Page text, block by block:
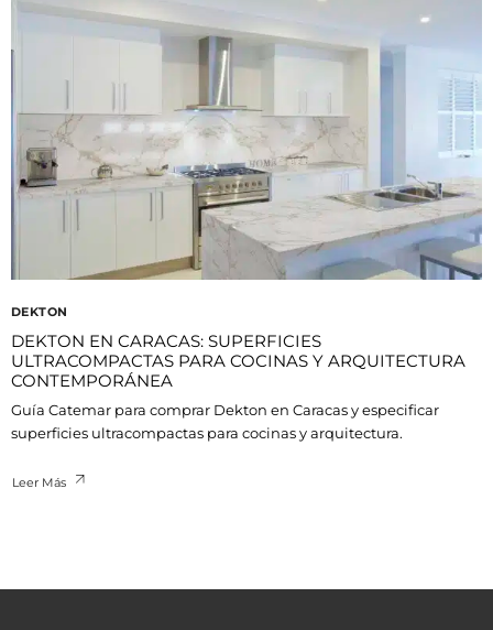
DEKTON
DEKTON EN CARACAS: SUPERFICIES
ULTRACOMPACTAS PARA COCINAS Y ARQUITECTURA
CONTEMPORÁNEA
Guía Catemar para comprar Dekton en Caracas y especificar
superficies ultracompactas para cocinas y arquitectura.
Leer Más